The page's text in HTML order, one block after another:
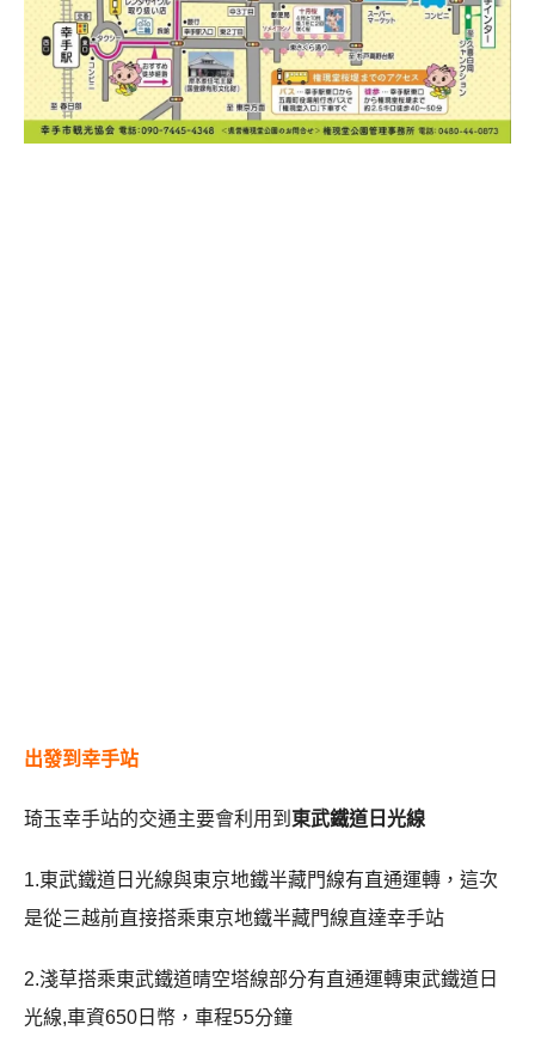
出發到幸手站
琦玉幸手站的交通主要會利用到 東武鐵道日光線
1.東武鐵道日光線與東京地鐵半藏門線有直通運轉，這次
是從三越前直接搭乘東京地鐵半藏門線直達幸手站
2.淺草搭乘東武鐵道晴空塔線部分有直通運轉東武鐵道日
光線,車資650日幣，車程55分鐘